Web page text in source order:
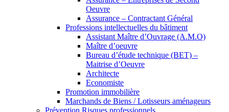
Oeuvre
Assurance – Contractant Général
Professions intellectuelles du bâtiment
Assistant Maître d’Ouvrage (A.M.O)
Maître d’oeuvre
Bureau d’étude technique (BET) –
Maitrise d’Oeuvre
Architecte
Economiste
Promotion immobilière
Marchands de Biens / Lotisseurs aménageurs
Prévention Risques professionnels